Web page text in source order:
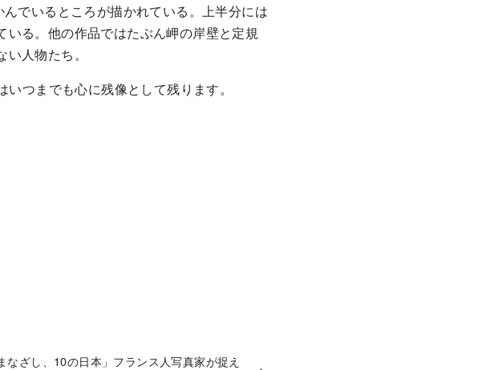
でいるところが描かれている。上半分には
る。他の作品ではたぶん岬の岸壁と定規
人物たち。
つまでも心に残像として残ります。
なざし、10の日本」フランス人写真家が捉え